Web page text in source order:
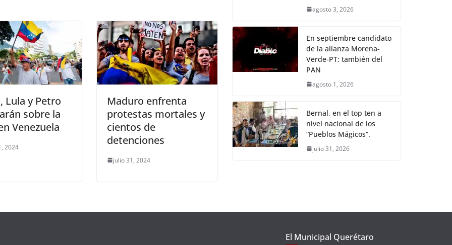
Lula y Petro
sobre la
Venezuela
2024
Maduro enfrenta
protestas mortales y
cientos de
detenciones
julio 31, 2024
agosto 3, 2026
En septiembre candidato
de la alianza Morena-
Verde-PT; también del
PAN
agosto 1, 2026
Bernal, en el top ten a
nivel nacional de los
“Pueblos Mágicos”.
julio 31, 2026
El Municipal Querétaro